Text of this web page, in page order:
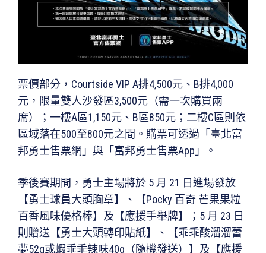
票價部分，Courtside VIP A排4,500元、B排4,000
元，限量雙人沙發區3,500元（需一次購買兩
席）；一樓A區1,150元、B區850元；二樓C區則依
區域落在500至800元之間。購票可透過「臺北富
邦勇士售票網」與「富邦勇士售票App」。
季後賽期間，勇士主場將於 5 月 21 日進場發放
【勇士球員大頭胸章】、【Pocky 百奇 芒果果粒
百香風味優格棒】及【應援手舉牌】；5 月 23 日
則贈送【勇士大頭轉印貼紙】、【乖乖酸溜溜蕾
夢52g或蝦乖乖辣味40g（隨機發送）】及【應援